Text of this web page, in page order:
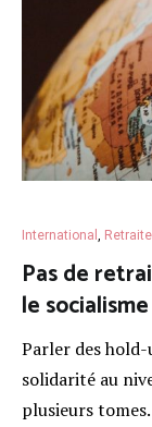
International ,
Pas de
le
Parler des hold-
solidarité au
plusieurs